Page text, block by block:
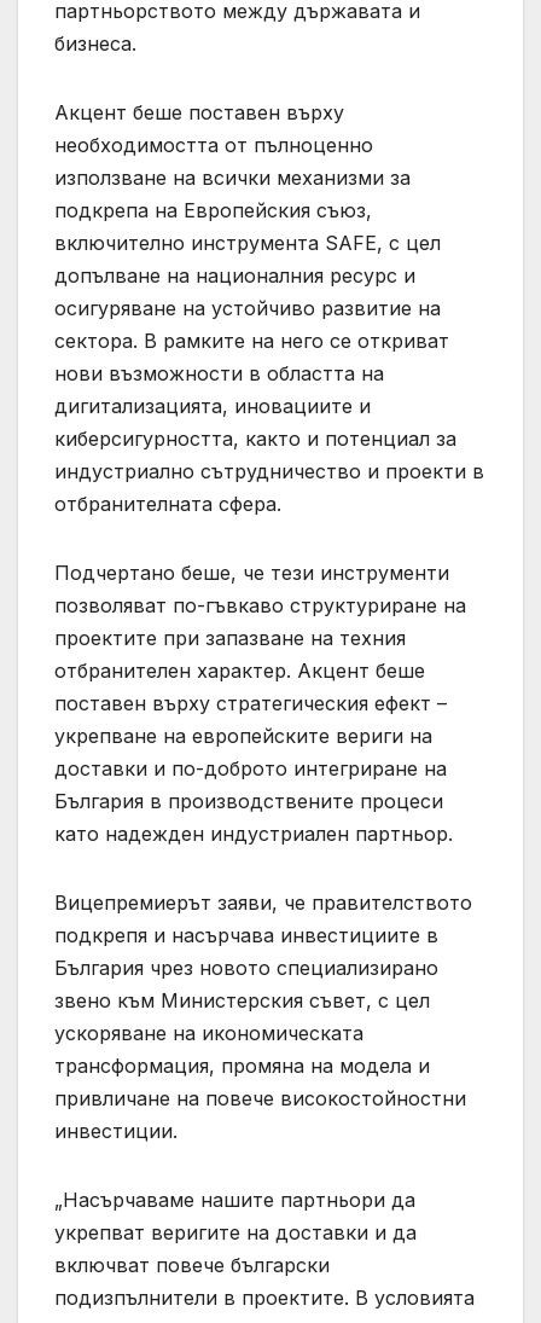
партньорството между държавата и
бизнеса.
Акцент беше поставен върху
необходимостта от пълноценно
използване на всички механизми за
подкрепа на Европейския съюз,
включително инструмента SAFE, с цел
допълване на националния ресурс и
осигуряване на устойчиво развитие на
сектора. В рамките на него се откриват
нови възможности в областта на
дигитализацията, иновациите и
киберсигурността, както и потенциал за
индустриално сътрудничество и проекти в
отбранителната сфера.
Подчертано беше, че тези инструменти
позволяват по-гъвкаво структуриране на
проектите при запазване на техния
отбранителен характер. Акцент беше
поставен върху стратегическия ефект –
укрепване на европейските вериги на
доставки и по-доброто интегриране на
България в производствените процеси
като надежден индустриален партньор.
Вицепремиерът заяви, че правителството
подкрепя и насърчава инвестициите в
България чрез новото специализирано
звено към Министерския съвет, с цел
ускоряване на икономическата
трансформация, промяна на модела и
привличане на повече високостойностни
инвестиции.
„Насърчаваме нашите партньори да
укрепват веригите на доставки и да
включват повече български
подизпълнители в проектите. В условията